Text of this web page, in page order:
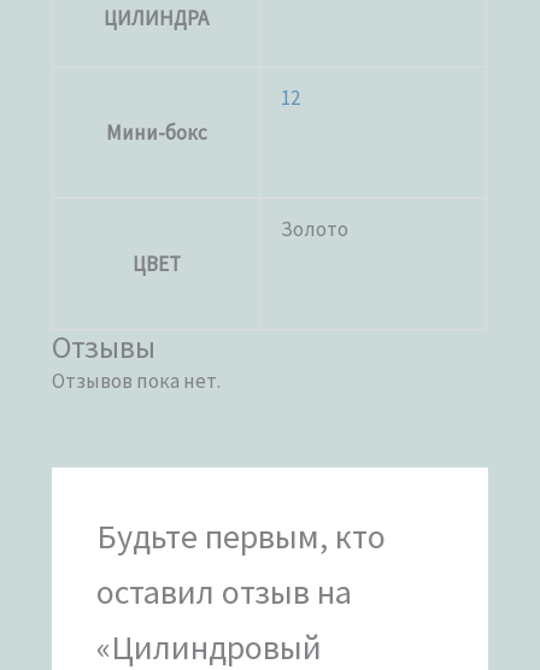
ЦИЛИНДРА
Мини-бокс
12
ЦВЕТ
Золото
Отзывы
Отзывов пока нет.
Будьте первым, кто
оставил отзыв на
«Цилиндровый